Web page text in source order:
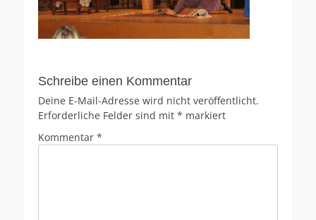
Schreibe einen Kommentar
Deine E-Mail-Adresse wird nicht veröffentlicht.
Erforderliche Felder sind mit * markiert
Kommentar *